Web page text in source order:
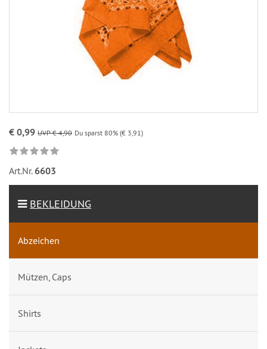
€ 0,99 UVP € 4,90 Du sparst 80% (€ 3,91)
Art.Nr.6603
BEKLEIDUNG
Abzeichen
Mützen, Caps
Shirts